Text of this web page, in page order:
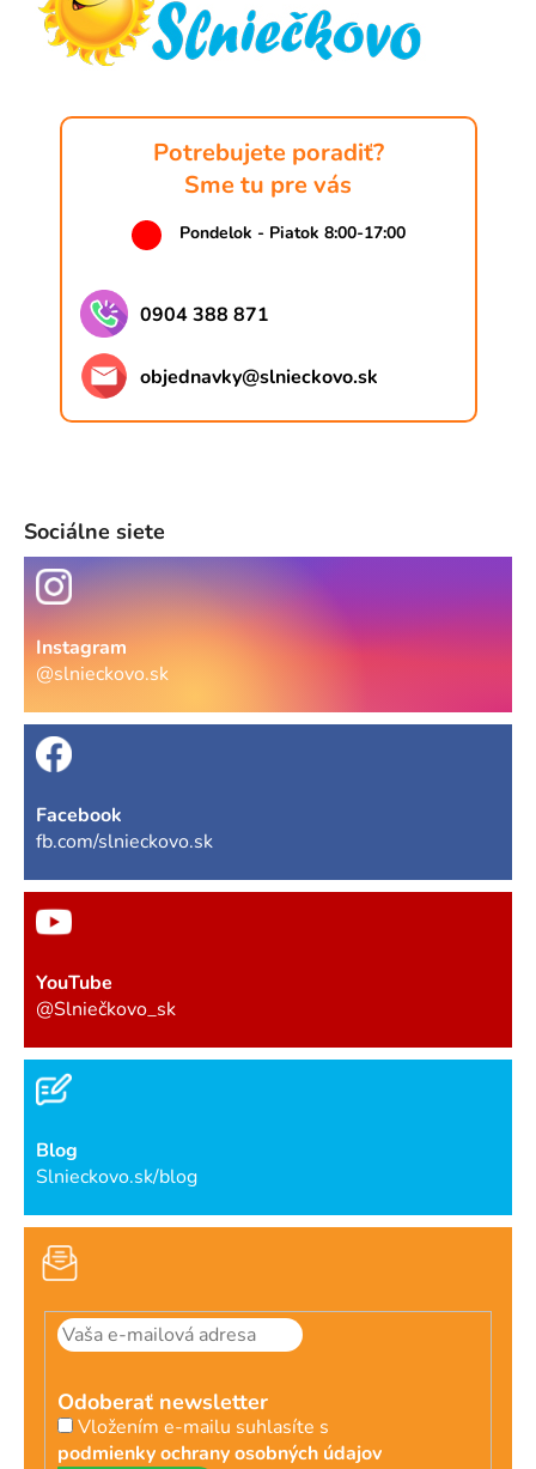
Potrebujete poradiť?
Sme tu pre vás
Pondelok - Piatok 8:00-17:00
0904 388 871
objednavky@slnieckovo.sk
Sociálne siete
Instagram
@slnieckovo.sk
Facebook
fb.com/slnieckovo.sk
YouTube
@Slniečkovo_sk
Blog
Slnieckovo.sk/blog
Odoberať newsletter
Vložením e-mailu suhlasíte s
podmienky ochrany osobných údajov